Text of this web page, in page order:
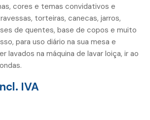
cores e temas convidativos e
torteiras, canecas, jarros,
de quentes, base de copos e muito
para uso diário na sua mesa e
lavados na máquina de lavar loiça, ir ao
IVA